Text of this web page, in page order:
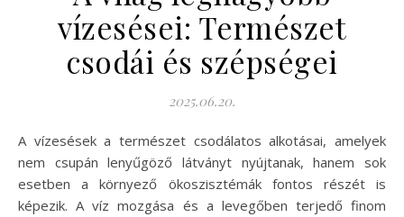
vízesései: Természet
csodái és szépségei
2025.06.20.
A vízesések a természet csodálatos alkotásai, amelyek
nem csupán lenyűgöző látványt nyújtanak, hanem sok
esetben a környező ökoszisztémák fontos részét is
képezik. A víz mozgása és a levegőben terjedő finom